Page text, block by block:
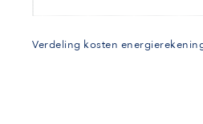
Verdeling kosten